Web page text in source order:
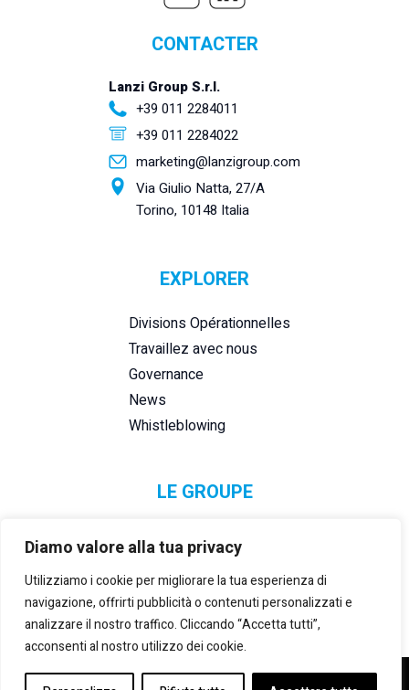
Diamo valore alla tua privacy
Utilizziamo i cookie per migliorare la tua esperienza di
navigazione, offrirti pubblicità o contenuti personalizzati e
analizzare il nostro traffico. Cliccando “Accetta tutti”,
acconsenti al nostro utilizzo dei cookie.
CONTACTER
Lanzi Group S.r.l.
+39 011 2284011
+39 011 2284022
marketing@lanzigroup.com
Via Giulio Natta, 27/A
Torino, 10148 Italia
EXPLORER
Divisions Opérationnelles
Travaillez avec nous
Governance
News
Whistleblowing
LE GROUPE
©2021-2025 LANZI GROUP S.R.L. – P. IVA E REG. IMPRESE